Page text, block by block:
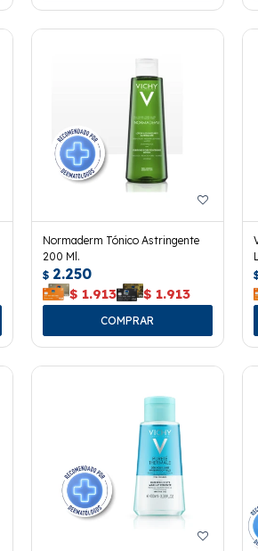
Normaderm Tónico Astringente
200 Ml.
$ 2.250
$ 1.913 $ 1.913